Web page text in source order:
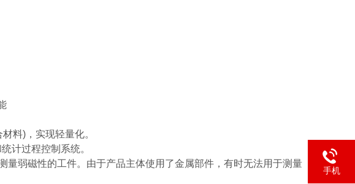
料)，实现轻量化。
计过程控制系统。
量弱磁性的工件。由于产品主体使用了金属部件，有时无法用于测量
手机